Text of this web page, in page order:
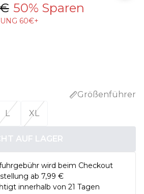
50% Sparen
60€+
Größenführer
L XL
AUF LAGER
wird beim Checkout
ab 7,99 €
innerhalb von 21 Tagen